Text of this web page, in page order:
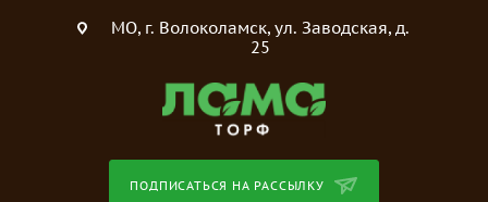
МO, г. Волоколамск, ул. Заводская, д.
25
ПОДПИСАТЬСЯ НА РАССЫЛКУ